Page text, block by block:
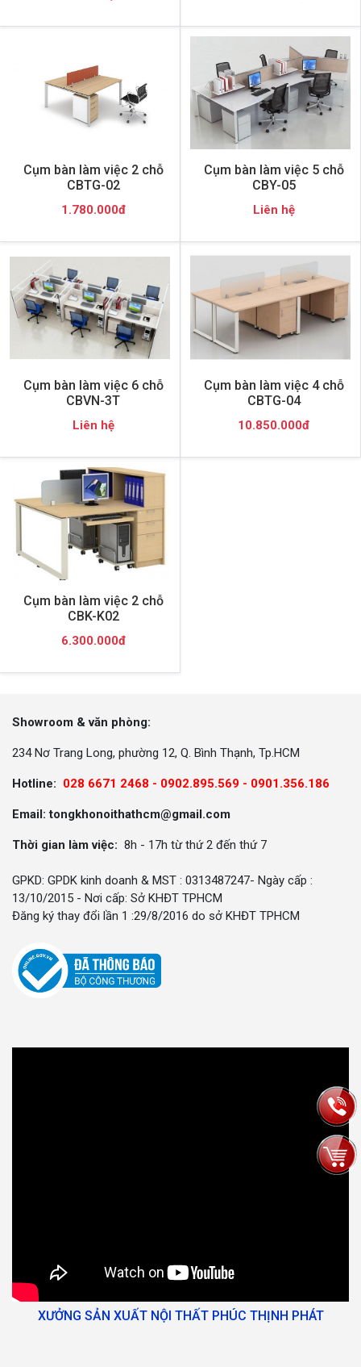
Cụm bàn làm việc 2 chỗ
CBTG-02
1.780.000đ
Cụm bàn làm việc 5 chỗ
CBY-05
Liên hệ
Cụm bàn làm việc 6 chỗ
CBVN-3T
Liên hệ
Cụm bàn làm việc 4 chỗ
CBTG-04
10.850.000đ
Cụm bàn làm việc 2 chỗ
CBK-K02
6.300.000đ
Showroom & văn phòng:
234 Nơ Trang Long, phường 12, Q. Bình Thạnh, Tp.HCM
Hotline: 028 6671 2468 - 0902.895.569 - 0901.356.186
Email: tongkhonoithathcm@gmail.com
Thời gian làm việc: 8h - 17h từ thứ 2 đến thứ 7
GPKD: GPDK kinh doanh & MST : 0313487247- Ngày cấp :
13/10/2015 - Nơi cấp: Sở KHĐT TPHCM
Đăng ký thay đổi lần 1 :29/8/2016 do sở KHĐT TPHCM
XƯỞNG SẢN XUẤT NỘI THẤT PHÚC THỊNH PHÁT